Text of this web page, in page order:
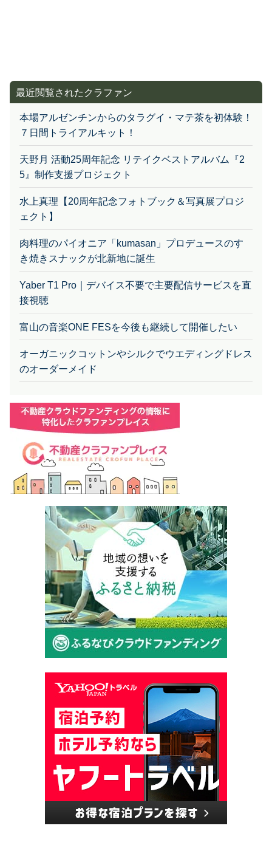
最近閲覧されたクラファン
本場アルゼンチンからのタラグイ・マテ茶を初体験！
７日間トライアルキット！
天野月 活動25周年記念 リテイクベストアルバム『2
5』制作支援プロジェクト
水上真理【20周年記念フォトブック＆写真展プロジ
ェクト】
肉料理のパイオニア「kumasan」プロデュースのす
き焼きスナックが北新地に誕生
Yaber T1 Pro｜デバイス不要で主要配信サービスを直
接視聴
富山の音楽ONE FESを今後も継続して開催したい
オーガニックコットンやシルクでウエディングドレス
のオーダーメイド